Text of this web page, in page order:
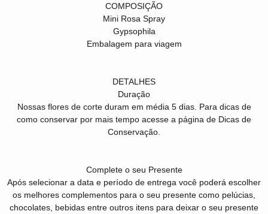
COMPOSIÇÃO
Mini Rosa Spray
Gypsophila
Embalagem para viagem
DETALHES
Duração
Nossas flores de corte duram em média 5 dias. Para dicas de
como conservar por mais tempo acesse a página de Dicas de
Conservação.
Complete o seu Presente
Após selecionar a data e período de entrega você poderá escolher
os melhores complementos para o seu presente como pelúcias,
chocolates, bebidas entre outros itens para deixar o seu presente